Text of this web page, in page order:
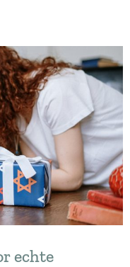
echte